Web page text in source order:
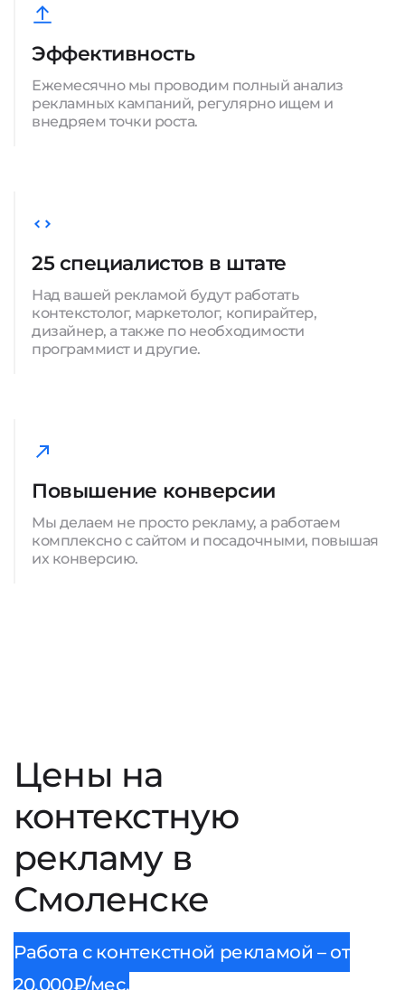
Эффективность
Ежемесячно мы проводим полный анализ
рекламных кампаний, регулярно ищем и
внедряем точки роста.
25 специалистов в штате
Над вашей рекламой будут работать
контекстолог, маркетолог, копирайтер,
дизайнер, а также по необходимости
программист и другие.
Повышение конверсии
Мы делаем не просто рекламу, а работаем
комплексно с сайтом и посадочными, повышая
их конверсию.
Цены на
контекстную
рекламу в
Смоленске
Работа с контекстной рекламой – от
20.000₽/мес.